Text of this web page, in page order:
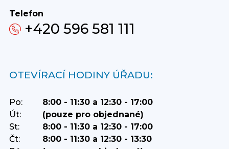
Telefon
+420 596 581 111
OTEVÍRACÍ HODINY ÚŘADU:
Po:
8:00 - 11:30 a 12:30 - 17:00
Út:
(pouze pro objednané)
St:
8:00 - 11:30 a 12:30 - 17:00
Čt:
8:00 - 11:30 a 12:30 - 13:30